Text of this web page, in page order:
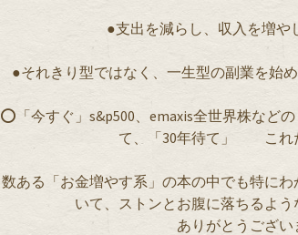
●支出を減らし、収入を増や
●それきり型ではなく、一生型の副業を始
⭕️「今すぐ」s&p500、emaxis全世界株など
て、「30年待て」 これ
数ある「お金増やす系」の本の中でも特に
いて、ストンとお腹に落ちるよう
ありがとうござい